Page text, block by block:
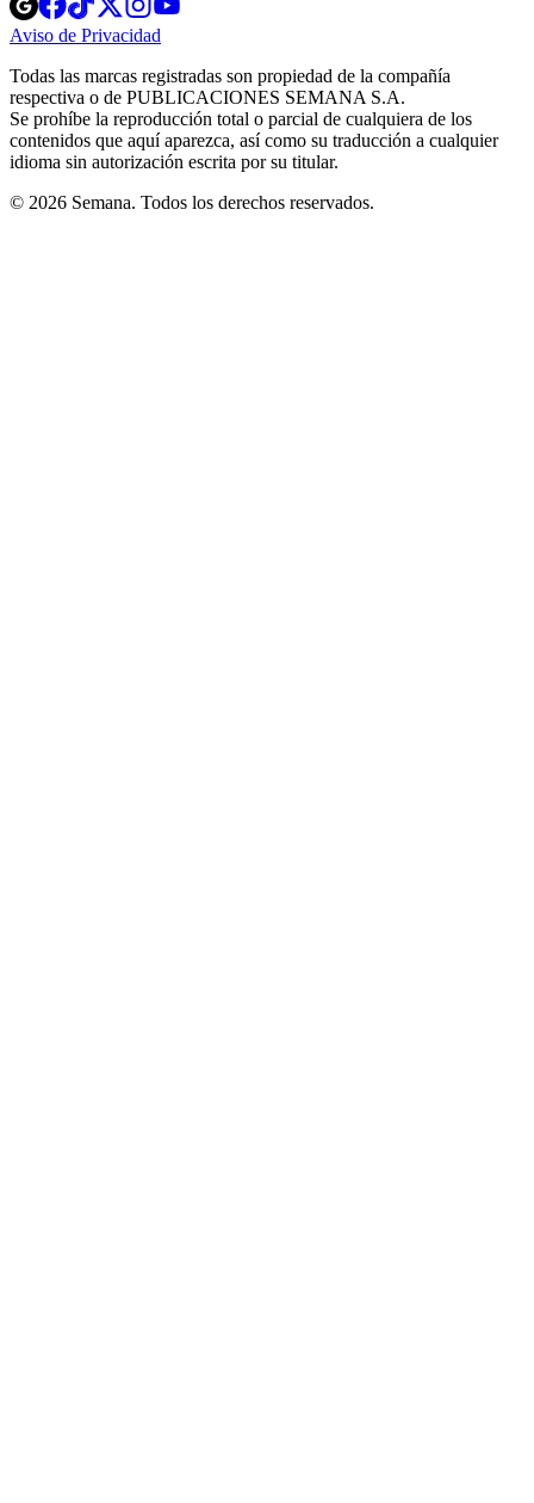
in
new
in
new
in
new
window
new
windowwindow
Aviso de Privacidad
new
window
Todas las marcas registradas son propiedad de la compañía
respectiva o de PUBLICACIONES SEMANA S.A.
Se prohíbe la reproducción total o parcial de cualquiera de los
contenidos que aquí aparezca, así como su traducción a cualquier
idioma sin autorización escrita por su titular.
© 2026 Semana. Todos los derechos reservados.